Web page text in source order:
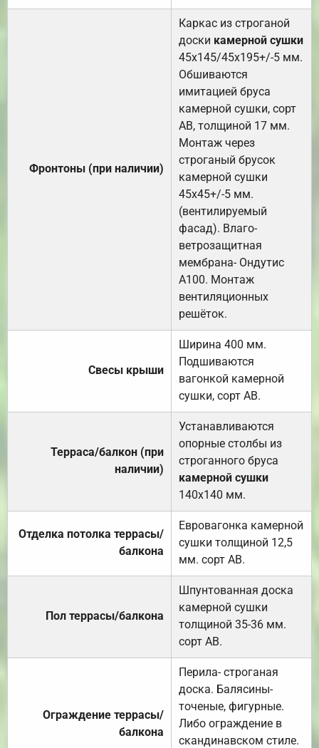
Фронтоны (при наличии)
Каркас из строганой
доски камерной сушки
45х145/45х195+/-5 мм.
Обшиваются
имитацией бруса
камерной сушки, сорт
АВ, толщиной 17 мм.
Монтаж через
строганый брусок
камерной сушки
45х45+/-5 мм.
(вентилируемый
фасад). Влаго-
ветрозащитная
мембрана- Ондутис
А100. Монтаж
вентиляционных
решёток.
Свесы крыши
Ширина 400 мм.
Подшиваются
вагонкой камерной
сушки, сорт АВ.
Терраса/балкон (при
наличии)
Устанавливаются
опорные столбы из
строганного бруса
камерной сушки
140х140 мм.
Отделка потолка террасы/
балкона
Евровагонка камерной
сушки толщиной 12,5
мм. сорт АВ.
Пол террасы/балкона
Шпунтованная доска
камерной сушки
толщиной 35-36 мм.
сорт АВ.
Ограждение террасы/
балкона
Перила- строганая
доска. Балясины-
точеные, фигурные.
Либо ограждение в
скандинавском стиле.